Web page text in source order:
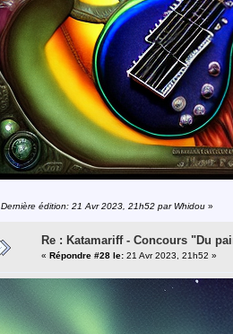
Dernière édition: 21 Avr 2023, 21h52 par Whidou »
Re : Katamariff - Concours "Du
« Répondre #28 le: 21 Avr 2023, 21h52 »